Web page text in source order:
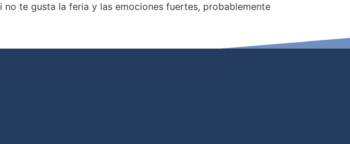
te gusta la feria y las emociones fuertes, probablemente